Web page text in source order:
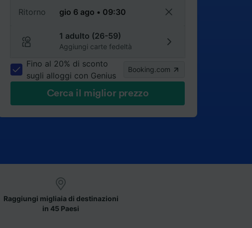
Ritorno
1 adulto (26-59)
Aggiungi carte fedeltà
Fino al 20% di sconto
sugli alloggi con Genius
Booking.com
Cerca il miglior prezzo
Raggiungi migliaia di destinazioni
in 45 Paesi